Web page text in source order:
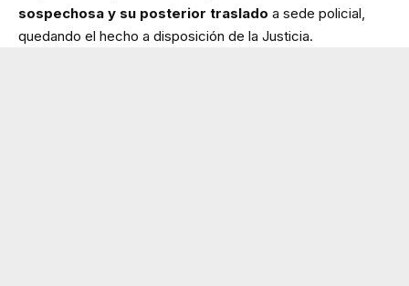
sospechosa y su posterior traslado a sede policial,
quedando el hecho a disposición de la Justicia.